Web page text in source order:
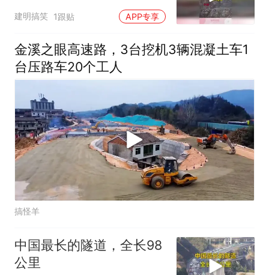
的屁股后面追
建明搞笑 1跟贴 APP专享
金溪之眼高速路，3台挖机3辆混凝土车1
台压路车20个工人
搞怪羊
中国最长的隧道，全长98
公里